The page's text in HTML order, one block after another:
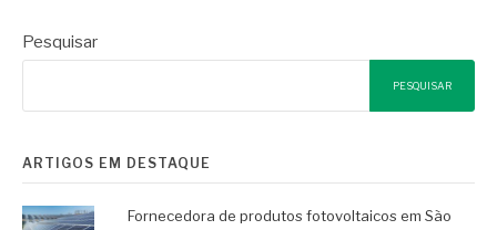
Pesquisar
PESQUISAR
ARTIGOS EM DESTAQUE
Fornecedora de produtos fotovoltaicos em São